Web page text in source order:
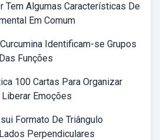
Tem Algumas Características De
Em Comum
Identificam-se Grupos
Funções
100 Cartas Para Organizar
Emoções
Formato De Triângulo
Perpendiculares